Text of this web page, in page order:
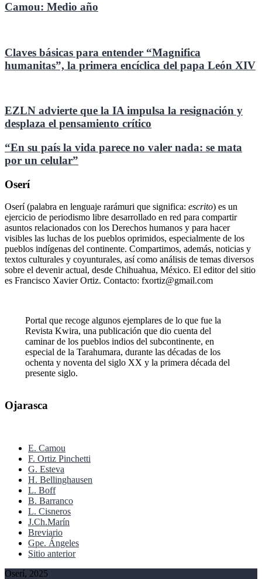
Camou: Medio año
Claves básicas para entender “Magnifica
humanitas”, la primera encíclica del papa León XIV
EZLN advierte que la IA impulsa la resignación y
desplaza el pensamiento crítico
“En su país la vida parece no valer nada: se mata
por un celular”
Oserí
Oserí (palabra en lenguaje rarámuri que significa: escrito) es un
ejercicio de periodismo libre desarrollado en red para compartir
asuntos relacionados con los Derechos humanos y para hacer
visibles las luchas de los pueblos oprimidos, especialmente de los
pueblos indígenas del continente. Compartimos, además, noticias y
textos culturales y coyunturales, así como análisis de temas diversos
sobre el devenir actual, desde Chihuahua, México. El editor del sitio
es Francisco Xavier Ortiz. Contacto: fxortiz@gmail.com
Portal que recoge algunos ejemplares de lo que fue la
Revista Kwira, una publicación que dio cuenta del
caminar de los pueblos indios del subcontinente, en
especial de la Tarahumara, durante las décadas de los
ochenta y noventa del siglo XX y la primera década del
presente siglo.
Ojarasca
E. Camou
F. Ortiz Pinchetti
G. Esteva
H. Bellinghausen
L. Boff
B. Barranco
L. Cisneros
J.Ch.Marín
Breviario
Gpe. Ángeles
Sitio anterior
Oserí, 2025